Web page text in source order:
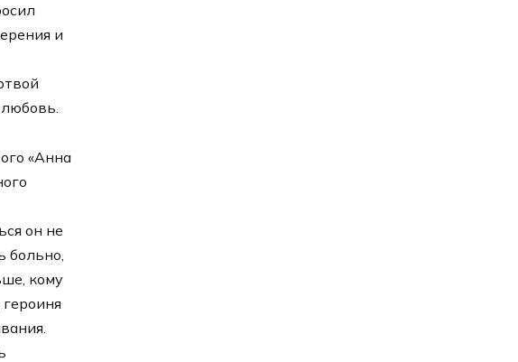
и
«Анна
он не
больно,
кому